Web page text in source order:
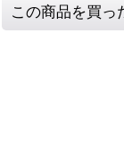
この商品を買っ